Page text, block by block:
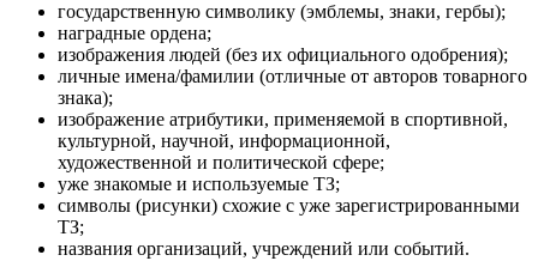
государственную символику (эмблемы, знаки, гербы);
наградные ордена;
изображения людей (без их официального одобрения);
личные имена/фамилии (отличные от авторов товарного
знака);
изображение атрибутики, применяемой в спортивной,
культурной, научной, информационной,
художественной и политической сфере;
уже знакомые и используемые ТЗ;
символы (рисунки) схожие с уже зарегистрированными
ТЗ;
названия организаций, учреждений или событий.